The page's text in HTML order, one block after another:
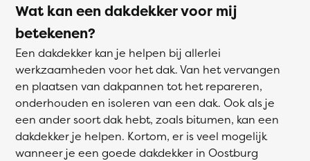
Wat kan een dakdekker voor mij
betekenen?
Een dakdekker kan je helpen bij allerlei
werkzaamheden voor het dak. Van het vervangen
en plaatsen van dakpannen tot het repareren,
onderhouden en isoleren van een dak. Ook als je
een ander soort dak hebt, zoals bitumen, kan een
dakdekker je helpen. Kortom, er is veel mogelijk
wanneer je een goede dakdekker in Oostburg